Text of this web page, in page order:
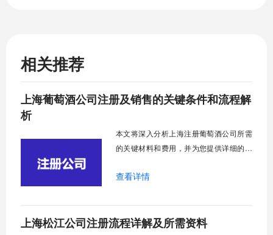
相关推荐
​上海葡萄酒公司注册及销售的关键条件和流程解
析
本文将深入分析上海注册葡萄酒公司所需
的关键材料和费用，并为您提供详细的指
准备。通过了解这些信息，您可以更好地
争激烈的市场中脱颖而出。现在，让我们
开始探讨在上海注册葡萄酒公司的材料和
查看详情
​上海松江公司注册流程详解及所需资料